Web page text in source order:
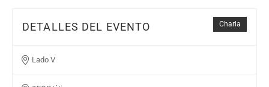
Charla
DETALLES DEL EVENTO
Lado V